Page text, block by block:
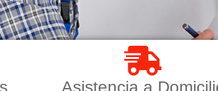
Asistencia a